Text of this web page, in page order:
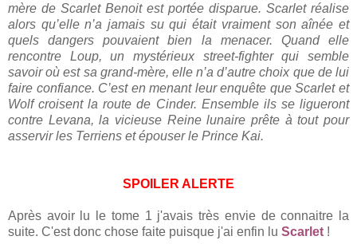
mère de Scarlet Benoit est portée disparue. Scarlet réalise
alors qu’elle n’a jamais su qui était vraiment son aînée et
quels dangers pouvaient bien la menacer. Quand elle
rencontre Loup, un mystérieux street-fighter qui semble
savoir où est sa grand-mère, elle n’a d’autre choix que de lui
faire confiance. C’est en menant leur enquête que Scarlet et
Wolf croisent la route de Cinder. Ensemble ils se ligueront
contre Levana, la vicieuse Reine lunaire prête à tout pour
asservir les Terriens et épouser le Prince Kai.
SPOILER ALERTE
Après avoir lu le tome 1 j'avais très envie de connaitre la
suite. C'est donc chose faite puisque j'ai enfin lu Scarlet !